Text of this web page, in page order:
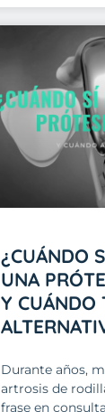
¿CUÁNDO
UNA
Y CUÁNDO
Durante años,
artrosis de
frase en